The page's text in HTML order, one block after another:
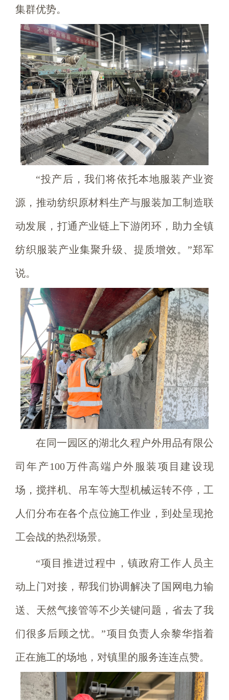
集群优势。
“投产后，我们将依托本地服装产业资
源，推动纺织原材料生产与服装加工制造联
动发展，打通产业链上下游闭环，助力全镇
纺织服装产业集聚升级、提质增效。”郑军
说。
在同一园区的湖北久程户外用品有限公
司年产100万件高端户外服装项目建设现
场，搅拌机、吊车等大型机械运转不停，工
人们分布在各个点位施工作业，到处呈现抢
工会战的热烈场景。
“项目推进过程中，镇政府工作人员主
动上门对接，帮我们协调解决了国网电力输
送、天然气接管等不少关键问题，省去了我
们很多后顾之忧。”项目负责人余黎华指着
正在施工的场地，对镇里的服务连连点赞。